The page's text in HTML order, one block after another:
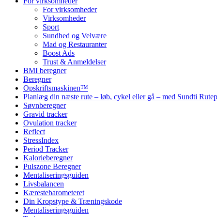
For virksomheder
Virksomheder
Sport
Sundhed og Velvære
Mad og Restauranter
Boost Ads
Trust & Anmeldelser
BMI beregner
Beregner
Opskriftsmaskinen™
Planlæg din næste rute – løb, cykel eller gå – med Sundti
Søvnberegner
Gravid tracker
Ovulation tracker
Reflect
StressIndex
Period Tracker
Kalorieberegner
Pulszone Beregner
Mentaliseringsguiden
Livsbalancen
Kærestebarometeret
Din Kropstype & Træningskode
Mentaliseringsguiden